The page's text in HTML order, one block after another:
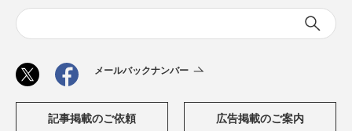
メールバックナンバー
記事掲載のご依頼 広告掲載のご案内